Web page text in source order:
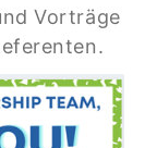
Vorträge